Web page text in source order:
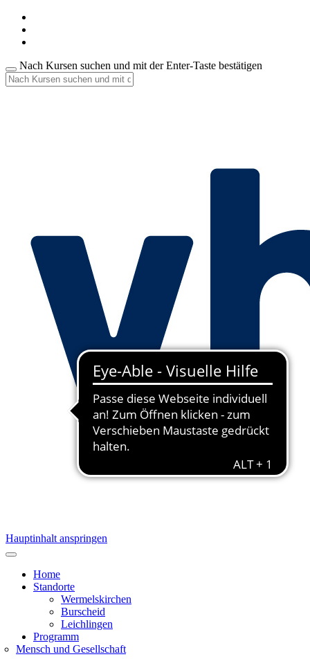
Nach Kursen suchen und mit der Enter-Taste bestätigen
Hauptinhalt anspringen
Home
Standorte
Wermelskirchen
Burscheid
Leichlingen
Programm
Mensch und Gesellschaft